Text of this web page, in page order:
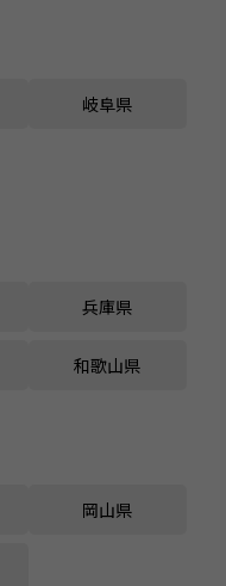
岐阜県
兵庫県
和歌山県
岡山県